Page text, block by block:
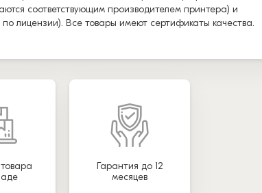
соответствующим производителем принтера) и
лицензии). Все товары имеют сертификаты качества.
Гарантия до 12
месяцев